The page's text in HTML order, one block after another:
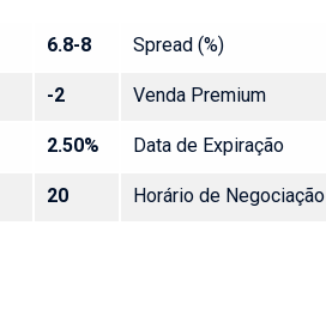
6.8-8 Spread (%)
-2 Venda Premium
2.50% Data de Expiração
20 Horário de Negociação